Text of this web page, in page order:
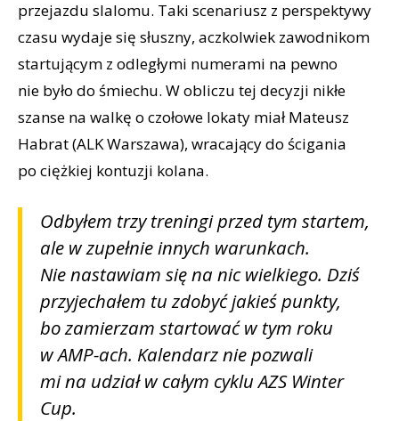
przejazdu slalomu. Taki scenariusz z perspektywy
czasu wydaje się słuszny, aczkolwiek zawodnikom
startującym z odległymi numerami na pewno
nie było do śmiechu. W obliczu tej decyzji nikłe
szanse na walkę o czołowe lokaty miał Mateusz
Habrat (ALK Warszawa), wracający do ścigania
po ciężkiej kontuzji kolana.
Odbyłem trzy treningi przed tym startem,
ale w zupełnie innych warunkach.
Nie nastawiam się na nic wielkiego. Dziś
przyjechałem tu zdobyć jakieś punkty,
bo zamierzam startować w tym roku
w AMP-ach. Kalendarz nie pozwali
mi na udział w całym cyklu AZS Winter
Cup.